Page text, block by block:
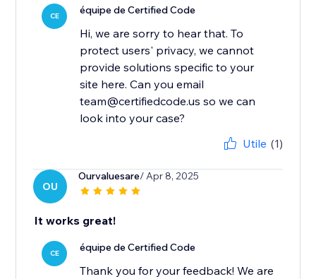
CE équipe de Certified Code
Hi, we are sorry to hear that. To
protect users' privacy, we cannot
provide solutions specific to your
site here. Can you email
team@certifiedcode.us so we can
look into your case?
Utile (1)
OU
Ourvaluesare/ Apr 8, 2025
It works great!
CE équipe de Certified Code
Thank you for your feedback! We are